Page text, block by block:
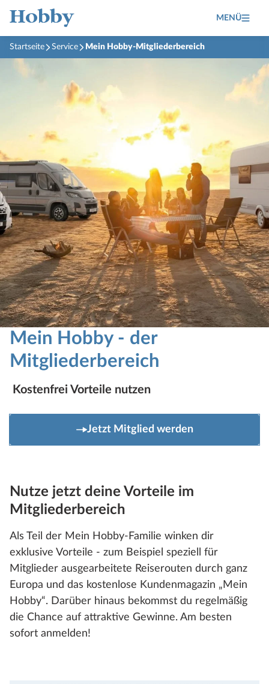
MENÜ
Startseite Service Mein Hobby-Mitgliederbereich
Mein Hobby - der
Mitgliederbereich
Kostenfrei Vorteile nutzen
Jetzt Mitglied werden
Nutze jetzt deine Vorteile im
Mitgliederbereich
Als Teil der Mein Hobby-Familie winken dir
exklusive Vorteile - zum Beispiel speziell für
Mitglieder ausgearbeitete Reiserouten durch ganz
Europa und das kostenlose Kundenmagazin „Mein
Hobby“. Darüber hinaus bekommst du regelmäßig
die Chance auf attraktive Gewinne. Am besten
sofort anmelden!